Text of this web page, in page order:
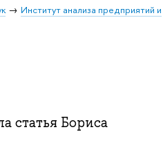
Институт анализа предприятий и
статья Бориса